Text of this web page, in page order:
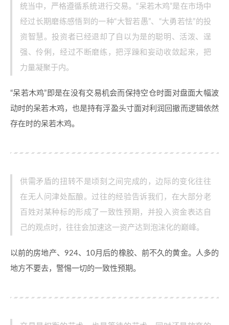
统当中，严格遵循系统进行交易。“呆若木鸡”是在市场中
经过长期磨练感悟到的一种“大智若愚”、“大勇若怯”的投
资智慧。投资者已经退却了自以为是的聪明、活泼、逞
强、伶俐，经过不断磨练，把浮躁和妄动收敛起来，把
力量凝聚于内。
“呆若木鸡”即是在没有交易机会而保持空仓时面对盘面大幅波
动时的呆若木鸡，也是持有浮盈头寸面对利润回撤而逻辑依然
存在时的呆若木鸡。
供需矛盾的扭转不是顷刻之间完成的，边际的变化往往
在无人问津处酝酿。过往的经验告诉我们，在大部分老
百姓对某种标的形成了一致性预期，并投入资金表达自
己的观点时，往往会加速这一资产达到泡沫化的巅峰。
以前的房地产、924、10月后的橡胶、前不久的黄金。人多的
地方不要去，警惕一切的一致性预期。